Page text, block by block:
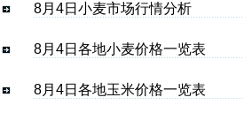
8月4日小麦市场行情分析
8月4日各地小麦价格一览表
8月4日各地玉米价格一览表